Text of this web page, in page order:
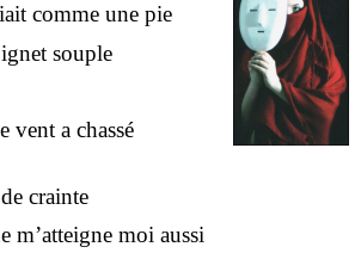
comme une pie
souple
vent a chassé
crainte
m’atteigne moi aussi